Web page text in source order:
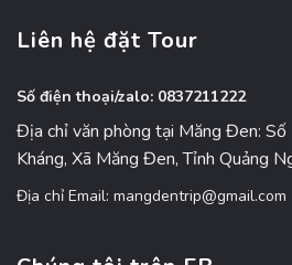
Liên hệ đặt Tour
Số điện thoại/zalo: 0837211222
Địa chỉ văn phòng tại Măng Đen:
Kháng, Xã Măng Đen, Tỉnh Quảng
Địa chỉ Email: mangdentrip@gmail.com